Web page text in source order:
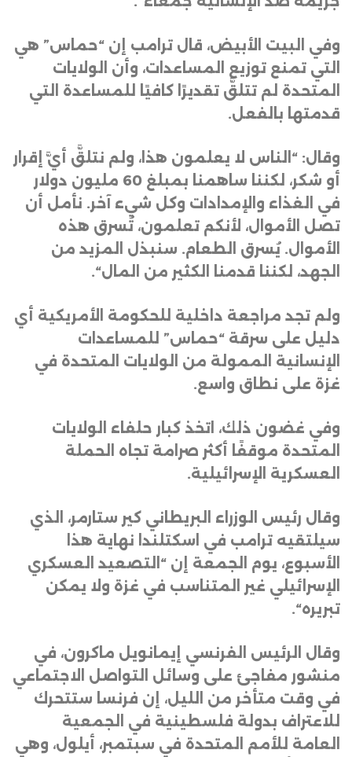
وفي البيت الأبيض، قال ترامب إن “حماس” هي
التي تمنع توزيع المساعدات، وأن الولايات
المتحدة لم تتلقَّ تقديرًا كافيًا للمساعدة التي
قدمتها بالفعل.
وقال: “الناس لا يعلمون هذا، ولم نتلقَّ أيَّ إقرار
أو شكر، لكننا ساهمنا بمبلغ 60 مليون دولار
في الغذاء والإمدادات وكل شيء آخر. نأمل أن
تصل الأموال، لأنكم تعلمون، تُسرق هذه
الأموال. يُسرق الطعام. سنبذل المزيد من
الجهد، لكننا قدمنا الكثير من المال“.
ولم تجد مراجعة داخلية للحكومة الأمريكية أي
دليل على سرقة “حماس” للمساعدات
الإنسانية الممولة من الولايات المتحدة في
غزة على نطاق واسع.
وفي غضون ذلك، اتخذ كبار حلفاء الولايات
المتحدة موقفًا أكثر صرامة تجاه الحملة
العسكرية الإسرائيلية.
وقال رئيس الوزراء البريطاني كير ستارمر، الذي
سيلتقيه ترامب في اسكتلندا نهاية هذا
الأسبوع، يوم الجمعة إن “التصعيد العسكري
الإسرائيلي غير المتناسب في غزة ولا يمكن
تبريره“.
وقال الرئيس الفرنسي إيمانويل ماكرون، في
منشور مفاجئ على وسائل التواصل الاجتماعي
في وقت متأخر من الليل، إن فرنسا ستتحرك
للاعتراف بدولة فلسطينية في الجمعية
العامة للأمم المتحدة في سبتمبر، أيلول، وهي